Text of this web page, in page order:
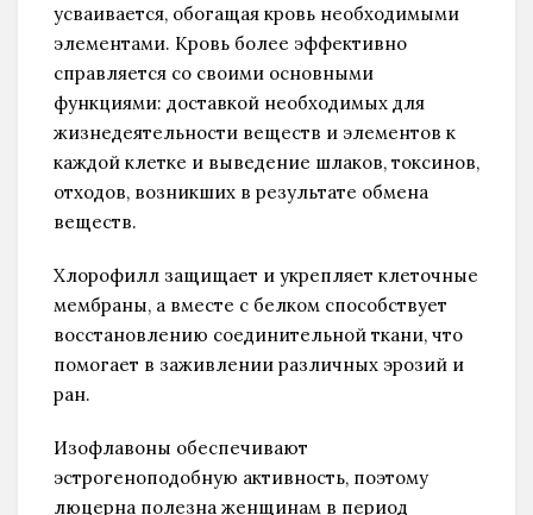
усваивается, обогащая кровь необходимыми
элементами. Кровь более эффективно
справляется со своими основными
функциями: доставкой необходимых для
жизнедеятельности веществ и элементов к
каждой клетке и выведение шлаков, токсинов,
отходов, возникших в результате обмена
веществ.
Хлорофилл защищает и укрепляет клеточные
мембраны, а вместе с белком способствует
восстановлению соединительной ткани, что
помогает в заживлении различных эрозий и
ран.
Изофлавоны обеспечивают
эстрогеноподобную активность, поэтому
люцерна полезна женщинам в период